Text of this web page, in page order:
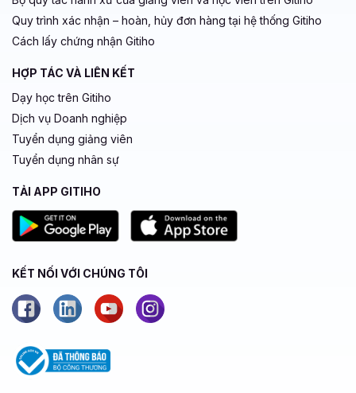
Quy trình xác nhận – hoàn, hủy đơn hàng tại hệ thống Gitiho
Cách lấy chứng nhận Gitiho
HỢP TÁC VÀ LIÊN KẾT
Dạy học trên Gitiho
Dịch vụ Doanh nghiệp
Tuyển dụng giảng viên
Tuyển dụng nhân sự
TẢI APP GITIHO
KẾT NỐI VỚI CHÚNG TÔI